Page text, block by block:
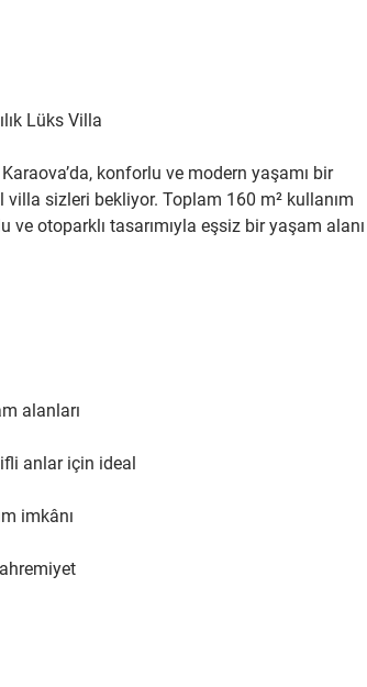
Lüks Villa
konforlu ve modern yaşamı bir
sizleri bekliyor. Toplam 160 m² kullanım
ve otoparklı tasarımıyla eşsiz bir yaşam alanı
alanları
anlar için ideal
imkânı